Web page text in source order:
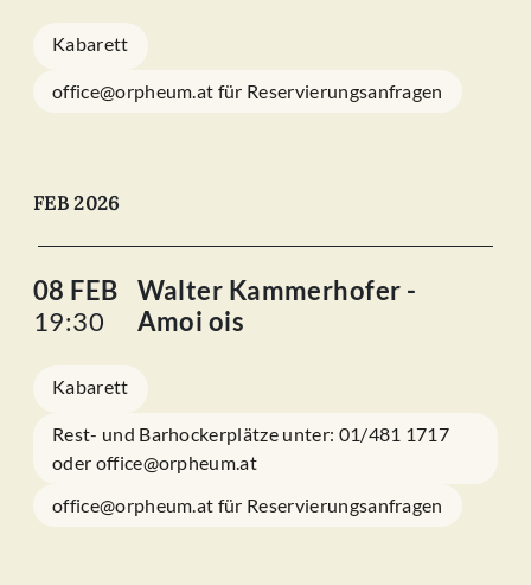
Kabarett
office@orpheum.at für Reservierungsanfragen
FEB 2026
08 FEB
19:30
Walter Kammerhofer -
Amoi ois
Kabarett
Rest- und Barhockerplätze unter: 01/481 1717
oder office@orpheum.at
office@orpheum.at für Reservierungsanfragen